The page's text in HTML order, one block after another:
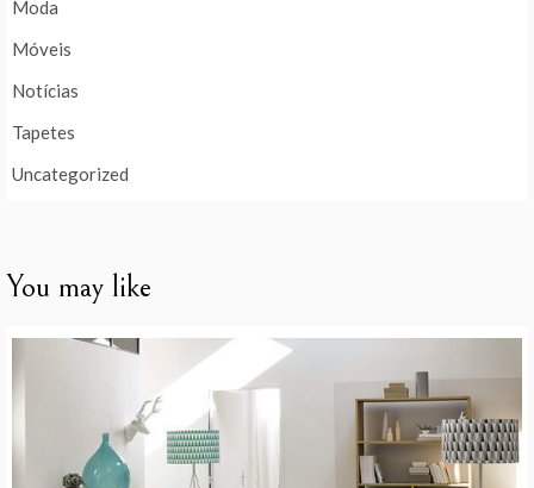
Moda
Móveis
Notícias
Tapetes
Uncategorized
You may like